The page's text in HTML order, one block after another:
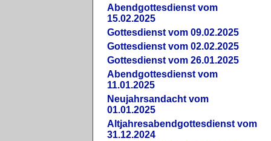
Abendgottesdienst vom
15.02.2025
Gottesdienst vom 09.02.2025
Gottesdienst vom 02.02.2025
Gottesdienst vom 26.01.2025
Abendgottesdienst vom
11.01.2025
Neujahrsandacht vom
01.01.2025
Altjahresabendgottesdienst vom
31.12.2024